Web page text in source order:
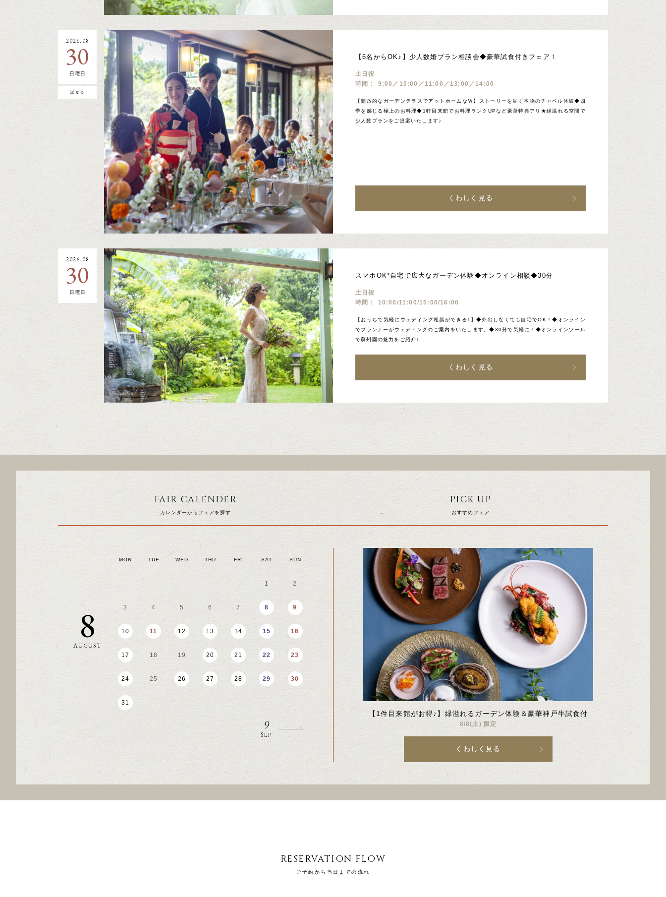
2026.08
30
日曜日
試食会
【6名からOK♪】少人数婚プラン相談会◆豪華試食付きフェア！
土日祝
時間：
9:00／10:00／11:00／13:00／14:00
【開放的なガーデンテラスでアットホームなＷ】ストーリーを紡ぐ本物のチャペル体験◆四
季を感じる極上のお料理◆1軒目来館でお料理ランクUPなど豪華特典アリ★緑溢れる空間で
少人数プランをご提案いたします♪
くわしく見る
2026.08
30
日曜日
スマホOK*自宅で広大なガーデン体験◆オンライン相談◆30分
土日祝
時間：
10:00/11:00/15:00/16:00
【おうちで気軽にウェディング相談ができる♪】◆外出しなくても自宅でOK！◆オンライン
でプランナーがウェディングのご案内をいたします。◆30分で気軽に！◆オンラインツール
で蘇州園の魅力をご紹介♪
くわしく見る
FAIR CALENDER
カレンダーからフェアを探す
8
AUGUST
MON TUE WED THU FRI SAT SUN
1 2
3 4 5 6 7 8 9
10 11 12 13 14 15 16
17 18 19 20 21 22 23
24 25 26 27 28 29 30
31
9
Sep
MON TUE WED FRI SAT SUN
1 3 5
8 9 10 11 12 13
16 17 18 19 20
22 23 24 25
29 30
10
Oct
10
OCTOBER
PICK UP
おすすめフェア
【1件目来館がお得♪】緑溢れるガーデン体験＆豪華神戸牛試食付
8/8(土) 限定
くわしく見る
RESERVATION FLOW
ご予約から当日までの流れ